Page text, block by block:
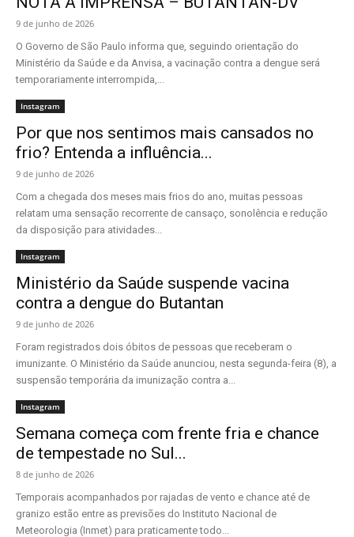
9 de junho de 2026
O Governo de São Paulo informa que, seguindo orientação do
Ministério da Saúde e da Anvisa, a vacinação contra a dengue será
temporariamente interrompida,...
Instagram
Por que nos sentimos mais cansados no
frio? Entenda a influência...
9 de junho de 2026
Com a chegada dos meses mais frios do ano, muitas pessoas
relatam uma sensação recorrente de cansaço, sonolência e redução
da disposição para atividades...
Instagram
Ministério da Saúde suspende vacina
contra a dengue do Butantan
9 de junho de 2026
Foram registrados dois óbitos de pessoas que receberam o
imunizante. O Ministério da Saúde anunciou, nesta segunda-feira (8), a
suspensão temporária da imunização contra a...
Instagram
Semana começa com frente fria e chance
de tempestade no Sul...
8 de junho de 2026
Temporais acompanhados por rajadas de vento e chance até de
granizo estão entre as previsões do Instituto Nacional de
Meteorologia (Inmet) para praticamente todo...